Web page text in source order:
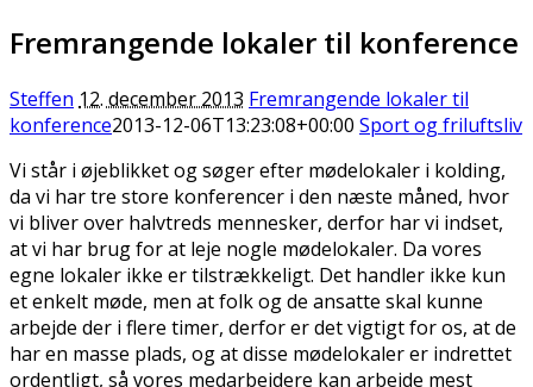
Fremrangende lokaler til konference
Steffen 12. december 2013 Fremrangende lokaler til
konference2013-12-06T13:23:08+00:00 Sport og friluftsliv
Vi står i øjeblikket og søger efter mødelokaler i kolding,
da vi har tre store konferencer i den næste måned, hvor
vi bliver over halvtreds mennesker, derfor har vi indset,
at vi har brug for at leje nogle mødelokaler. Da vores
egne lokaler ikke er tilstrækkeligt. Det handler ikke kun
et enkelt møde, men at folk og de ansatte skal kunne
arbejde der i flere timer, derfor er det vigtigt for os, at de
har en masse plads, og at disse mødelokaler er indrettet
ordentligt, så vores medarbejdere kan arbejde mest